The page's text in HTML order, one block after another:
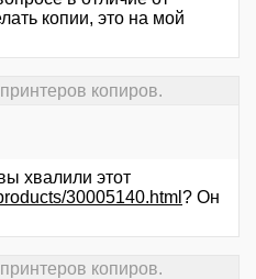
копии, это на мой
копиров.
хвалили этот
30005140.html ? Он
копиров.